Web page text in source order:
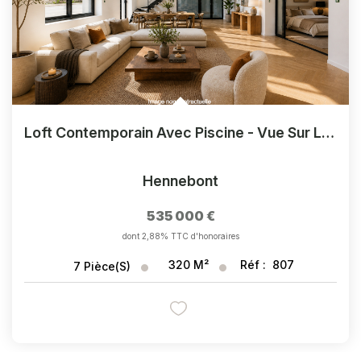
Loft Contemporain Avec Piscine - Vue Sur Le Blavet
Hennebont
535 000 €
dont 2,88% TTC d'honoraires
7 Pièce(s) 320 M² Réf : 807